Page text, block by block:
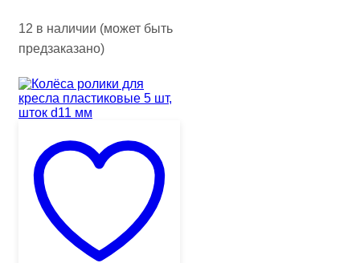
12 в наличии (может быть
предзаказано)